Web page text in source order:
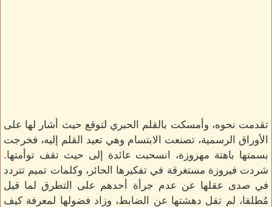
تقدمت نحوه، وأمسكت بالقلم الحبري لتوقع حيث أشار لها على
الأوراق الرسمية، تصنعت الابتسام وهي تعيد القلم إليه، فخرجت
بسمتها باهتة مهزوزة، انسحبت عائدة إلى حيث تقف توأمتها.
شردت فيروزة مستغرقة في تفكيرها الحائر، وكلمات تميم تتردد
في صدى عقلها عن عدم جرأة أحدهم على التطرق لما قيل
مُطلقا، لم تقل دهشتها عن الضابط، وزاد فضولها لمعرفة كيف